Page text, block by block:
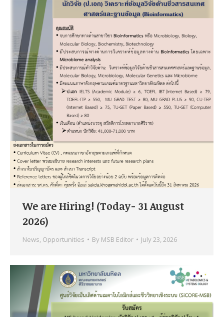
We are Hiring! (Today- 31 August
2026)
News, Opportunities By MSB Editor July 23, 2026